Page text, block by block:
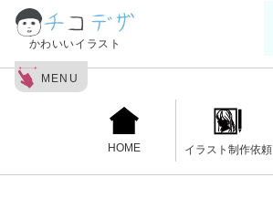
かわいいイラスト
MENU
HOME イラスト制作依頼